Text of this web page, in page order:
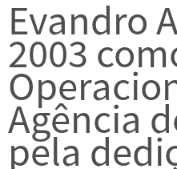
Evandro
2003
Agência
pela